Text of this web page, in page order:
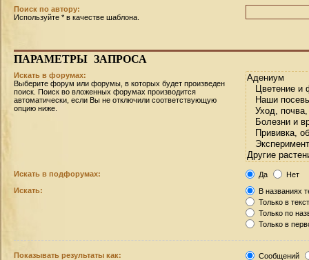
Поиск по автору:
Используйте * в качестве шаблона.
ПАРАМЕТРЫ ЗАПРОСА
Искать в форумах:
Выберите форум или форумы, в которых будет произведен
поиск. Поиск во вложенных форумах производится
автоматически, если Вы не отключили соответствующую
опцию ниже.
Искать в подфорумах: Да
Нет
Искать:
В названиях
Только в
Только по
Только в
Показывать результаты как:
Сообщений